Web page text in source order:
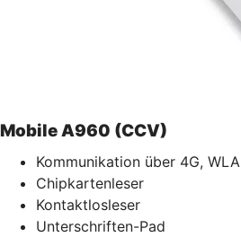
Mobile A960 (CCV)
Kommunikation über 4G,
Chipkartenleser
Kontaktlosleser
Unterschriften-Pad